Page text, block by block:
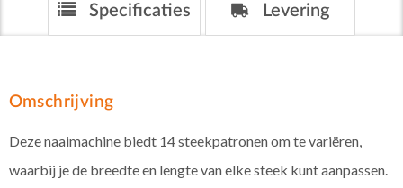
Specificaties Levering
Omschrijving
Deze naaimachine biedt 14 steekpatronen om te variëren,
waarbij je de breedte en lengte van elke steek kunt aanpassen.